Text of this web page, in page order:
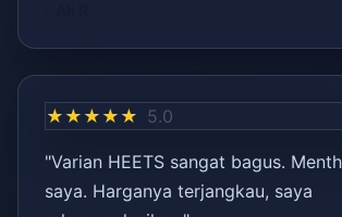
★★★★★ 5.0
"Varian HEETS sangat bagus.
saya. Harganya terjangkau, saya